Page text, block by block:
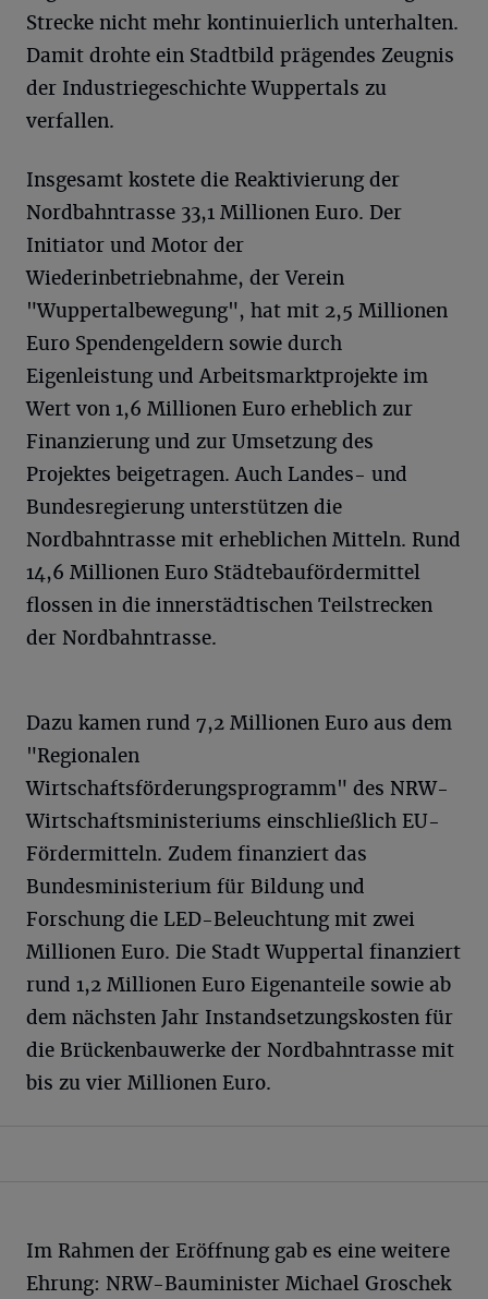
Strecke nicht mehr kontinuierlich unterhalten.
Damit drohte ein Stadtbild prägendes Zeugnis
der Industriegeschichte Wuppertals zu
verfallen.
Insgesamt kostete die Reaktivierung der
Nordbahntrasse 33,1 Millionen Euro. Der
Initiator und Motor der
Wiederinbetriebnahme, der Verein
"Wuppertalbewegung", hat mit 2,5 Millionen
Euro Spendengeldern sowie durch
Eigenleistung und Arbeitsmarktprojekte im
Wert von 1,6 Millionen Euro erheblich zur
Finanzierung und zur Umsetzung des
Projektes beigetragen. Auch Landes- und
Bundesregierung unterstützen die
Nordbahntrasse mit erheblichen Mitteln. Rund
14,6 Millionen Euro Städtebaufördermittel
flossen in die innerstädtischen Teilstrecken
der Nordbahntrasse.
Dazu kamen rund 7,2 Millionen Euro aus dem
"Regionalen
Wirtschaftsförderungsprogramm" des NRW-
Wirtschaftsministeriums einschließlich EU-
Fördermitteln. Zudem finanziert das
Bundesministerium für Bildung und
Forschung die LED-Beleuchtung mit zwei
Millionen Euro. Die Stadt Wuppertal finanziert
rund 1,2 Millionen Euro Eigenanteile sowie ab
dem nächsten Jahr Instandsetzungskosten für
die Brückenbauwerke der Nordbahntrasse mit
bis zu vier Millionen Euro.
Im Rahmen der Eröffnung gab es eine weitere
Ehrung: NRW-Bauminister Michael Groschek